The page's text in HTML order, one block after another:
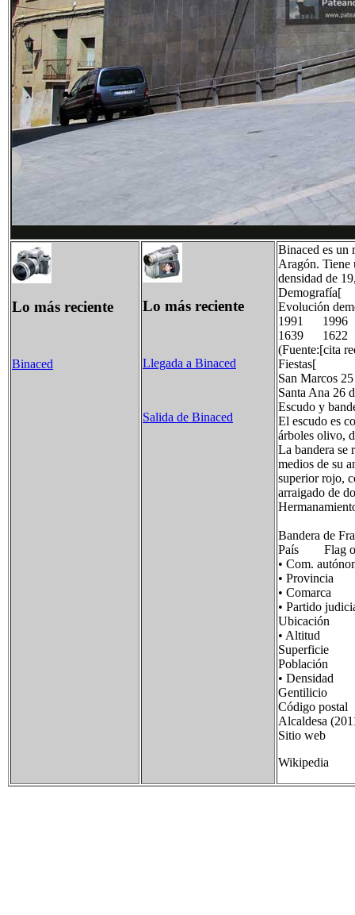
Lo más reciente
Binaced
Lo más reciente
Llegada a Binaced
Salida de Binaced
Binaced es un
Aragón. Tiene
densidad de
Demografía[
Evolución
1991
1639
(Fuente:[cita
Fiestas[
San Marcos
Santa Ana 26
Escudo y
El escudo es
árboles olivo,
La bandera se
medios de su
superior rojo,
arraigado de
Bandera de
País Flag of
• Com.
• Provincia
• Comarca
• Partido
Ubicación
• Altitud
Superficie
Población
• Densidad
Gentilicio
Código
Alcaldesa
Sitio web
Wikipedia